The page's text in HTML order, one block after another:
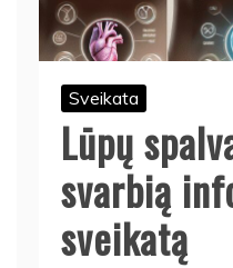
Sveikata
Lūpų
svarbią
sveikatą